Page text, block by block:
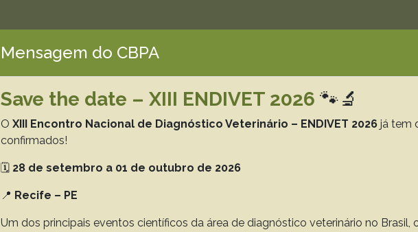
PESQUISA VETERINÁRIA
Printed Version ISSN 0100-736X
Search
Mensagem do CBPA
Save the date – XIII ENDIVET 2026 🐾🔬
O XIII Encontro Nacional de Diagnóstico Veterinário – ENDIVET 2026 já tem
confirmados!
🗓️ 28 de setembro a 01 de outubro de 2026
📍 Recife – PE
Um dos principais eventos científicos da área de diagnóstico veterinário no Brasil,